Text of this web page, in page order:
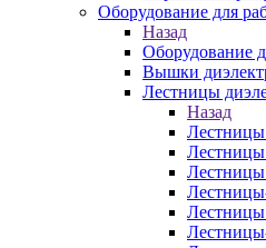
Оборудование для
Назад
Оборудование
Вышки
Лестницы
Назад
Лестницы
Лестницы